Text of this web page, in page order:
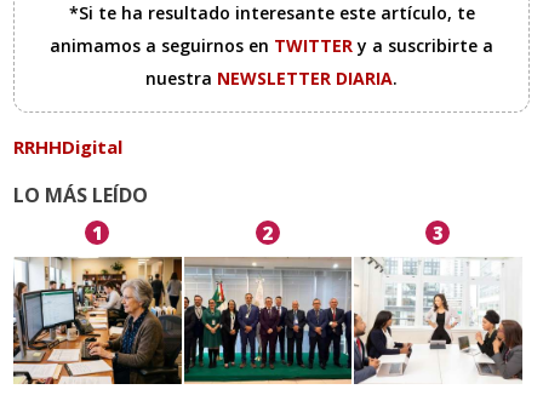
*Si te ha resultado interesante este artículo, te
animamos a seguirnos en TWITTERy a suscribirte a
nuestra NEWSLETTER DIARIA.
RRHHDigital
LO MÁS LEÍDO
1 2 3